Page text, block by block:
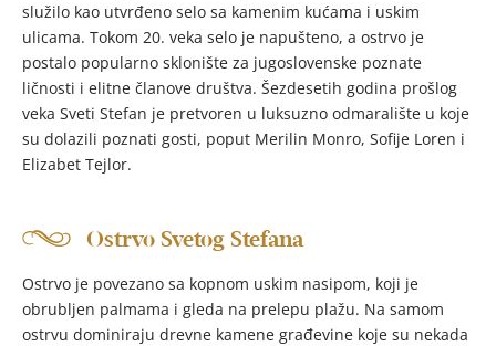
služilo kao utvrđeno selo sa kamenim kućama i uskim
ulicama. Tokom 20. veka selo je napušteno, a ostrvo je
postalo popularno sklonište za jugoslovenske poznate
ličnosti i elitne članove društva. Šezdesetih godina prošlog
veka Sveti Stefan je pretvoren u luksuzno odmaralište u koje
su dolazili poznati gosti, poput Merilin Monro, Sofije Loren i
Elizabet Tejlor.
Ostrvo Svetog Stefana
Ostrvo je povezano sa kopnom uskim nasipom, koji je
obrubljen palmama i gleda na prelepu plažu. Na samom
ostrvu dominiraju drevne kamene građevine koje su nekada